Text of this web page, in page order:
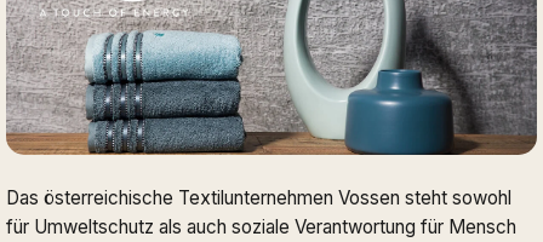
Das österreichische Textilunternehmen Vossen steht sowohl
für Umweltschutz als auch soziale Verantwortung für Mensch